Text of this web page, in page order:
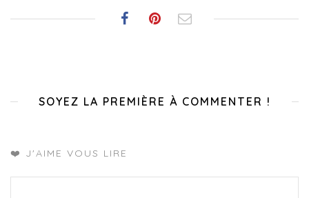
SOYEZ LA PREMIÈRE À COMMENTER !
❤️ J'AIME VOUS LIRE